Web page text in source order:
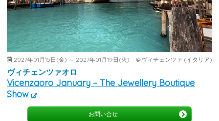
2027年01月15日(金) ～ 2027年01月19日(火) ＠ヴィチェンツァ (イタリア)
ヴィチェンツァオロ
Vicenzaoro January – The Jewellery Boutique
Show
お問い合せ